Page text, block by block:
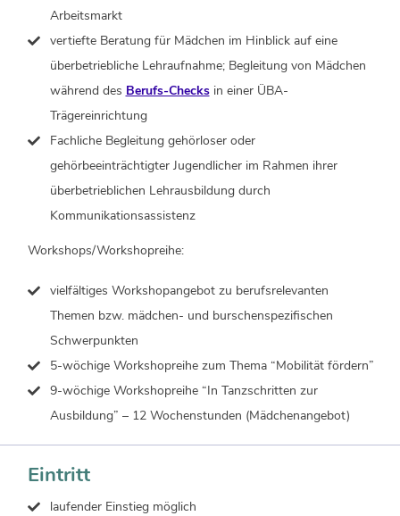
Arbeitsmarkt
vertiefte Beratung für Mädchen im Hinblick auf eine
überbetriebliche Lehraufnahme; Begleitung von Mädchen
während des Berufs-Checksin einer ÜBA-
Trägereinrichtung
Fachliche Begleitung gehörloser oder
gehörbeeinträchtigter Jugendlicher im Rahmen ihrer
überbetrieblichen Lehrausbildung durch
Kommunikationsassistenz
Workshops/Workshopreihe:
vielfältiges Workshopangebot zu berufsrelevanten
Themen bzw. mädchen- und burschenspezifischen
Schwerpunkten
5-wöchige Workshopreihe zum Thema “Mobilität fördern”
9-wöchige Workshopreihe “In Tanzschritten zur
Ausbildung” – 12 Wochenstunden (Mädchenangebot)
Eintritt
laufender Einstieg möglich